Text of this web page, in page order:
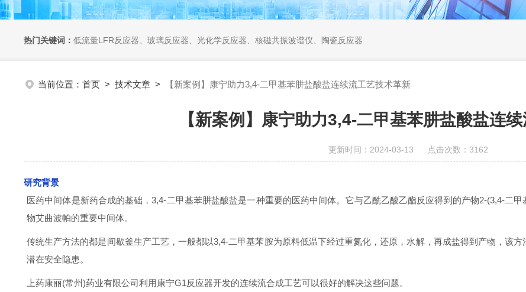
热门关键词： 低流量LFR反应器、玻璃反应器、光化学反应器、核磁共振波谱仪、陶瓷反应器
当前位置： 首页 > 技术文章 > 【新案例】康宁助力3,4-二甲基苯肼盐酸盐连续流工艺技术革新
【新案例】康宁助力3,4-二甲基苯肼盐酸盐连
更新时间：2024-03-13 点击次数：3162
研究背景
医药中间体是新药合成的基础，3,4-二甲基苯肼盐酸盐是一种重要的医药中间体。它与乙酰乙酸乙酯反应得到的产物2-(3,4-二
物艾曲波帕的重要中间体。
传统生产方法的都是间歇釜生产工艺，一般都以3,4-二甲基苯胺为原料低温下经过重氮化，还原，水解，再成盐得到产物，该
潜在安全隐患。
上药康丽(常州)药业有限公司利用康宁G1反应器开发的连续流合成工艺可以很好的解决这些问题。